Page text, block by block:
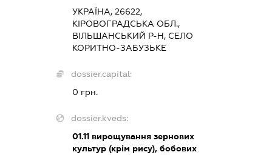
УКРАЇНА, 26622,
КІРОВОГРАДСЬКА ОБЛ.,
ВІЛЬШАНСЬКИЙ Р-Н, СЕЛО
КОРИТНО-ЗАБУЗЬКЕ
dossier.capital:
0 грн.
dossier.kveds:
01.11 вирощування зернових
культур (крім рису), бобових